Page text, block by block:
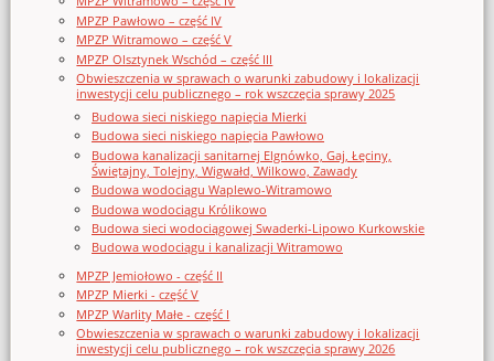
MPZP Pawłowo – część IV
MPZP Witramowo – część V
MPZP Olsztynek Wschód – część III
Obwieszczenia w sprawach o warunki zabudowy i lokalizacji
inwestycji celu publicznego – rok wszczęcia sprawy 2025
Budowa sieci niskiego napięcia Mierki
Budowa sieci niskiego napięcia Pawłowo
Budowa kanalizacji sanitarnej Elgnówko, Gaj, Łęciny,
Świętajny, Tolejny, Wigwałd, Wilkowo, Zawady
Budowa wodociągu Waplewo-Witramowo
Budowa wodociągu Królikowo
Budowa sieci wodociągowej Swaderki-Lipowo Kurkowskie
Budowa wodociągu i kanalizacji Witramowo
MPZP Jemiołowo - część II
MPZP Mierki - część V
MPZP Warlity Małe - część I
Obwieszczenia w sprawach o warunki zabudowy i lokalizacji
inwestycji celu publicznego – rok wszczęcia sprawy 2026